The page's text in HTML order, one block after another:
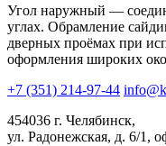
Угол наружный —
углах. Обрамление
дверных проёмах при
оформления широких
+7 (351) 214-97-44
454036 г. Челябинск,
ул. Радонежская, д. 6/1,